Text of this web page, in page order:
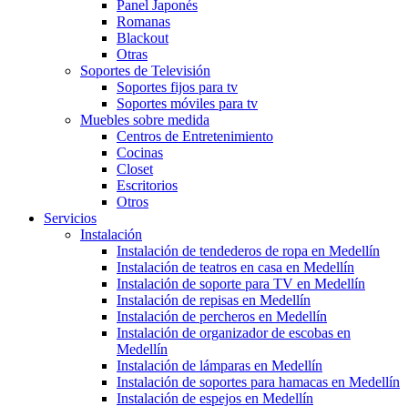
Panel Japonés
Romanas
Blackout
Otras
Soportes de Televisión
Soportes fijos para tv
Soportes móviles para tv
Muebles sobre medida
Centros de Entretenimiento
Cocinas
Closet
Escritorios
Otros
Servicios
Instalación
Instalación de tendederos de ropa en Medellín
Instalación de teatros en casa en Medellín
Instalación de soporte para TV en Medellín
Instalación de repisas en Medellín
Instalación de percheros en Medellín
Instalación de organizador de escobas en
Medellín
Instalación de lámparas en Medellín
Instalación de soportes para hamacas en Medellín
Instalación de espejos en Medellín